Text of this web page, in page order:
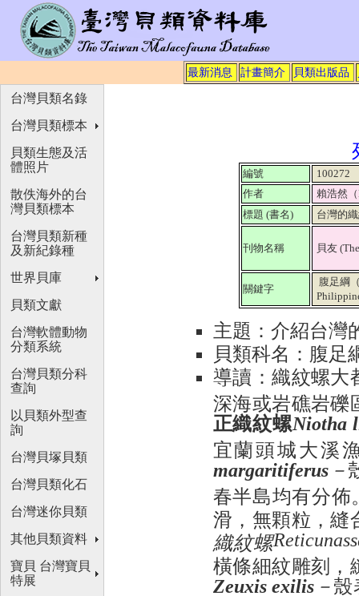
最新消息 計畫簡介 貝類出版品
編號
100272
作者
賴浩然
標題 (書名)
台灣的
刊物名稱 貝友
關鍵字
腹足綱
主題：介紹台灣
貝類科名：腹足
導讀：織紋螺大
深海或岩礁岩礫
正織紋螺Niotha
宜蘭頭城大溪
margaritiferus－
春半島均有分佈
滑，無顆粒，縫
織紋螺
橫條細紋雕刻，
Zeuxis exilis－殼
台灣貝類名錄
台灣貝類標本
貝類生態及活
體照片
散佚海外的台
灣貝類標本
台灣貝類新種
及新紀錄種
世界貝庫
貝類文獻
台灣軟體動物
分類系統
台灣貝類分科
查詢
以貝類外型查
詢
台灣貝塚貝類
台灣貝類化石
台灣迷你貝類
其他貝類資料
寶貝 台灣寶貝
特展